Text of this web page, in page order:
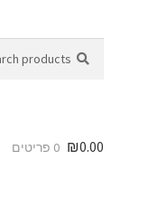
for:
₪0.00 0 פריטים